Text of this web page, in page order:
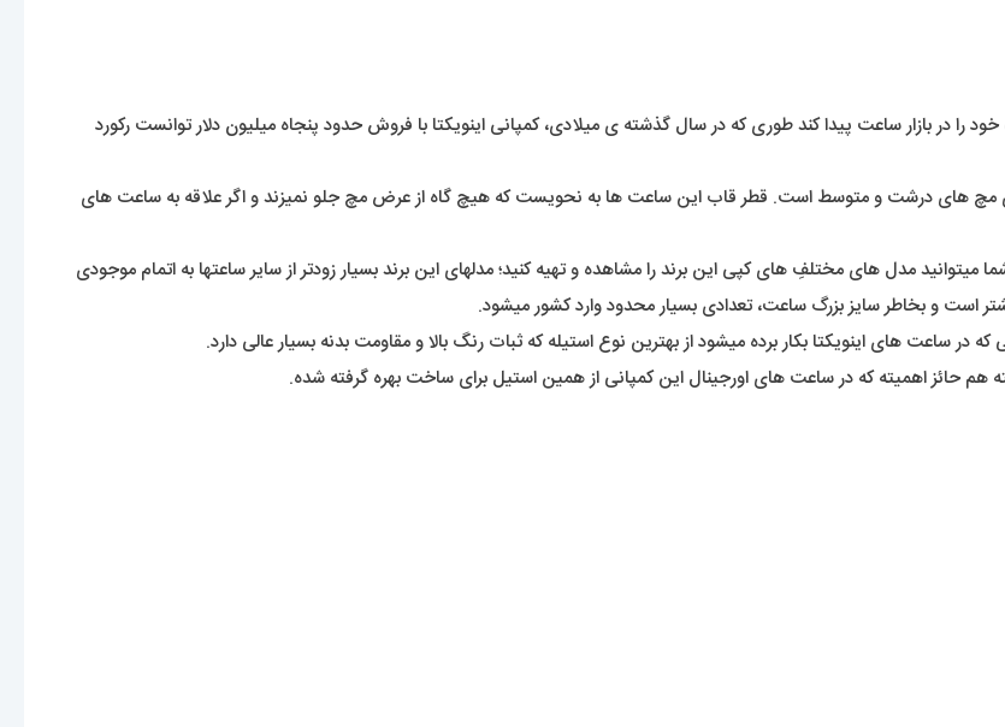
را در بازار ساعت پیدا کند طوری که در سال گذشته ی میلادی، کمپانی اینویکتا با فروش حدود پنجاه میلیون دلار توانست رکورد
مچ های درشت و متوسط است. قطر قاب این ساعت ها به نحویست که هیچ گاه از عرض مچ جلو نمیزند و اگر علاقه به ساعت های
مدل های مختلفِ های کپی این برند را مشاهده و تهیه کنید؛ مدلهای این برند بسیار زودتر از سایر ساعتها به اتمام موجودی
است و بخاطر سایز بزرگ ساعت، تعدادی بسیار محدود وارد کشور میشود.
ساعت های اینویکتا بکار برده میشود از بهترین نوع استیله که ثبات رنگ بالا و مقاومت بدنه بسیار عالی دارد.
حائز اهمیته که در ساعت های اورجینال این کمپانی از همین استیل برای ساخت بهره گرفته شده.